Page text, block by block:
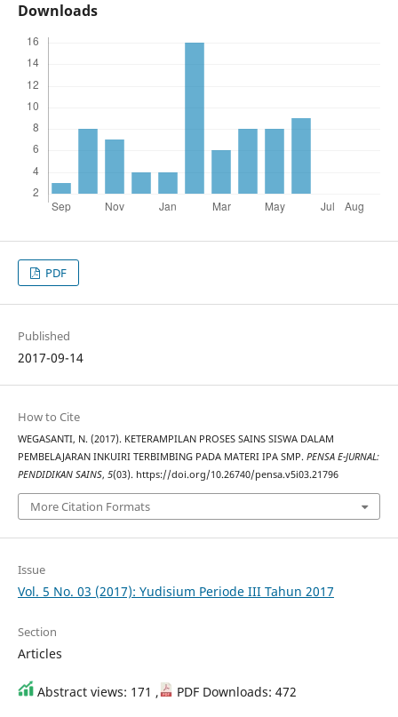
Downloads
PDF
Published
2017-09-14
How to Cite
WEGASANTI, N. (2017). KETERAMPILAN PROSES SAINS SISWA DALAM
PEMBELAJARAN INKUIRI TERBIMBING PADA MATERI IPA SMP. PENSA E-JURNAL:
PENDIDIKAN SAINS, 5(03). https://doi.org/10.26740/pensa.v5i03.21796
More Citation Formats
Issue
Vol. 5 No. 03 (2017): Yudisium Periode III Tahun 2017
Section
Articles
Abstract views: 171 , PDF Downloads: 472